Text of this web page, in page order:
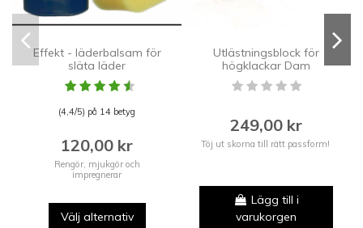
Effekt - läderbalsam för
släta läder
(4,4/5) på 14 betyg
120,00 kr
Rengör, mjukgör och
impregnerar
Välj alternativ
Utlästningsblock för
högklackar Dam
249,00 kr
Töj ut skorna till rätt passform!
Lägg till i
varukorgen